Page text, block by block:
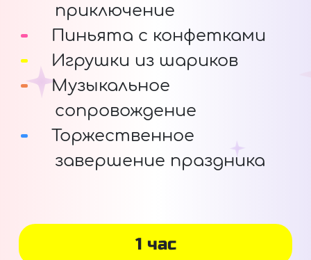
приключение
Пиньята с конфетками
Игрушки из шариков
Музыкальное
сопровождение
Торжественное
завершение праздника
1 час